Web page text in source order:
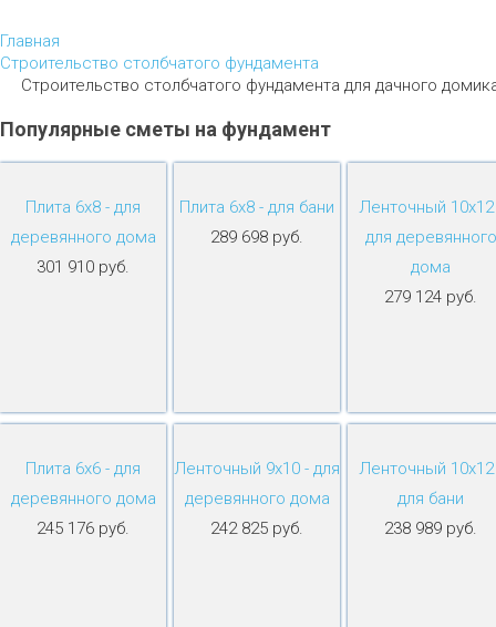
Главная
Строительство столбчатого фундамента
Строительство столбчатого фундамента для дачного
Популярные сметы на фундамент
Плита 6х8 - для
деревянного дома
301 910 руб.
Плита 6х8 - для бани
289 698 руб.
Ленточный 10х12
для деревянного
дома
279 124 руб.
Плита 6х6 - для
деревянного дома
245 176 руб.
Ленточный 9х10 - для
деревянного дома
242 825 руб.
Ленточный 10х12
для бани
238 989 руб.